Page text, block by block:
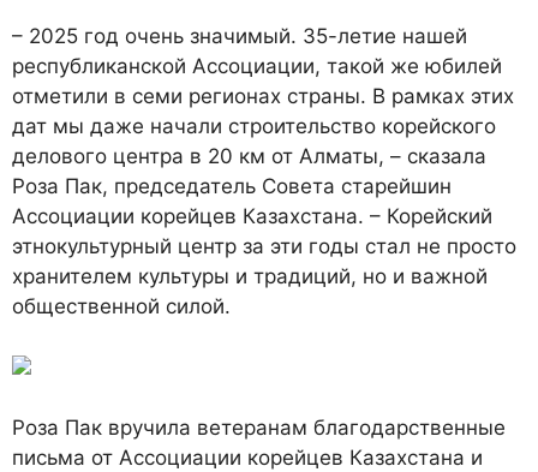
– 2025 год очень значимый. 35-летие нашей
республиканской Ассоциации, такой же юбилей
отметили в семи регионах страны. В рамках этих
дат мы даже начали строительство корейского
делового центра в 20 км от Алматы, – сказала
Роза Пак, председатель Совета старейшин
Ассоциации корейцев Казахстана. – Корейский
этнокультурный центр за эти годы стал не просто
хранителем культуры и традиций, но и важной
общественной силой.
Роза Пак вручила ветеранам благодарственные
письма от Ассоциации корейцев Казахстана и